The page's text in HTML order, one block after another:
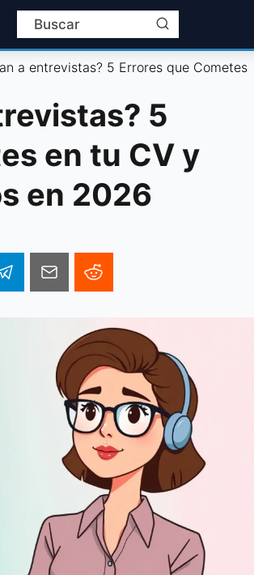
a entrevistas? 5 Errores que Cometes
5
en tu CV y
en 2026